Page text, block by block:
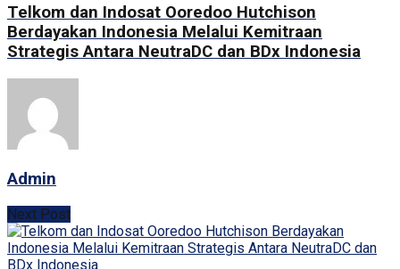
Telkom dan Indosat Ooredoo Hutchison
Berdayakan Indonesia Melalui Kemitraan
Strategis Antara NeutraDC dan BDx Indonesia
Admin
Next Post